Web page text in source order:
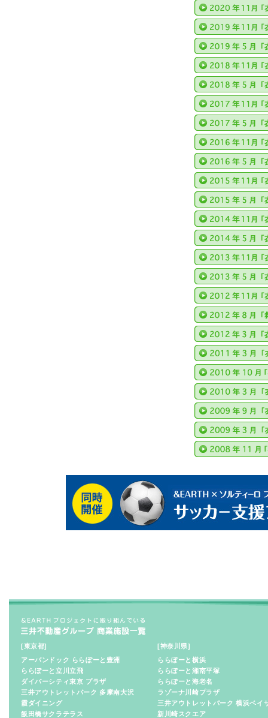
[東京都]
アーバンドック ららぽーと豊洲
ららぽーと立川立飛
ダイバーシティ東京 プラザ
三井アウトレットパーク 多摩南大沢
霞ダイニング
飯田橋サクラテラス
[神奈川県]
ららぽーと横浜
ららぽーと湘南平塚
ららぽーと海老名
ラゾーナ川崎プラザ
三井アウトレットパーク 横浜ベイ
新川崎スクエア